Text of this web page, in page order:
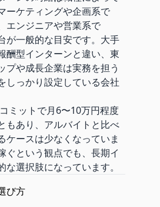
ーケティングや企画系で
エンジニアや営業系で
が一般的な目安です。大手
酬型インターンと違い、東
プや成長企業は実務を担う
しっかり設定している会社
ミットで月6〜10万円程度
もあり、アルバイトと比べ
ケースは少なくなっていま
ぐという観点でも、長期イ
な選択肢になっています。
び方